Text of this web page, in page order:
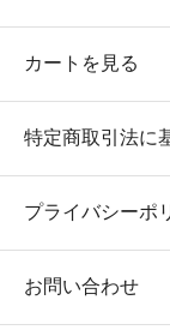
カートを見る
特定商取引法に
プライバシーポ
お問い合わせ